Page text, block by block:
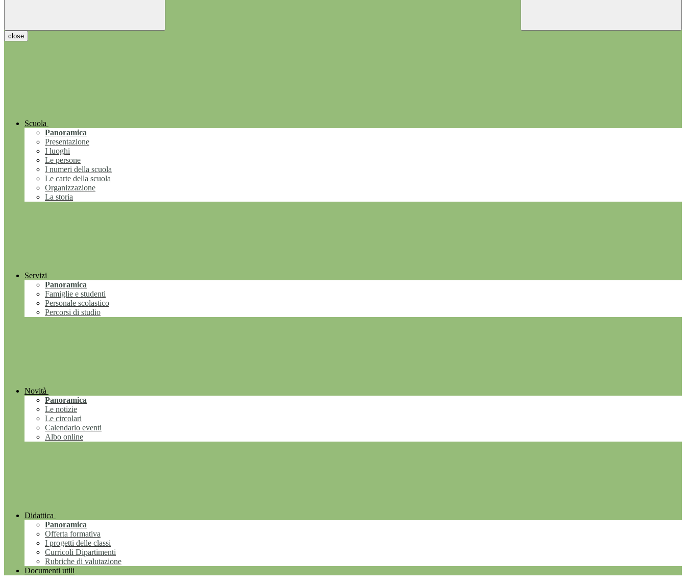
close
Scuola
Panoramica
Presentazione
I luoghi
Le persone
I numeri della scuola
Le carte della scuola
Organizzazione
La storia
Servizi
Panoramica
Famiglie e studenti
Personale scolastico
Percorsi di studio
Novità
Panoramica
Le notizie
Le circolari
Calendario eventi
Albo online
Didattica
Panoramica
Offerta formativa
I progetti delle classi
Curricoli Dipartimenti
Rubriche di valutazione
Documenti utili